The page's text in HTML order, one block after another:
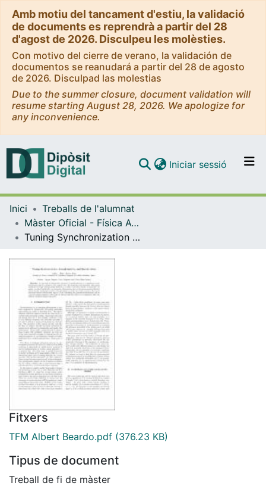
Amb motiu del tancament d'estiu, la validació
de documents es reprendrà a partir del 28
d'agost de 2026. Disculpeu les molèsties.
Con motivo del cierre de verano, la validación de
documentos se reanudará a partir del 28 de agosto
de 2026. Disculpad las molestias
Due to the summer closure, document validation will
resume starting August 28, 2026. We apologize for
any inconvenience.
Navega per tot el DD
Iniciar sessió (current)
Inici
Treballs de l'alumnat
Màster Oficial - Física Avançada
Tuning Synchronization through mobility and limited vision
Fitxers
TFM Albert Beardo.pdf (376.23 KB)
Tipus de document
Treball de fi de màster